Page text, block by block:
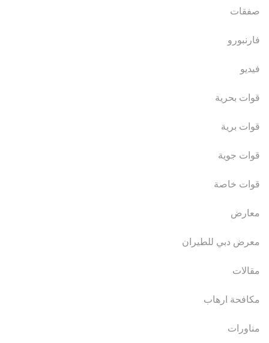
صفقات
فارنبورو
فيديو
قوات بحرية
قوات برية
قوات جوية
قوات خاصة
معارض
معرض دبي للطيران
مقالات
مكافحة ارهاب
مناورات